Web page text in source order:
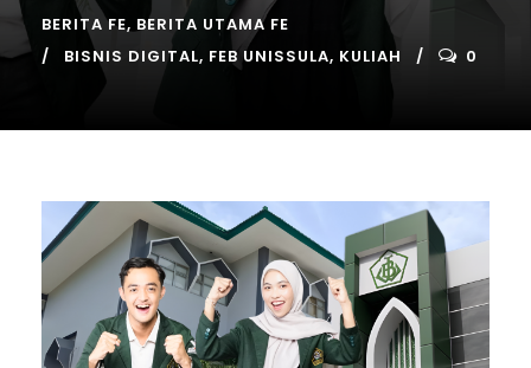
BERITA FE, BERITA UTAMA FE
BISNIS DIGITAL, FEB UNISSULA, KULIAH 0